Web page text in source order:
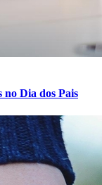
no Dia dos Pais